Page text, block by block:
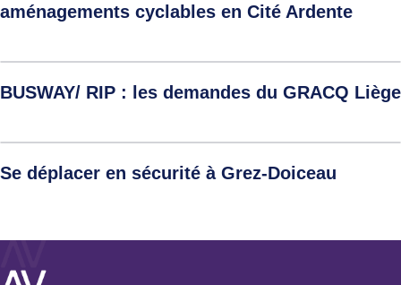
aménagements cyclables en Cité Ardente
BUSWAY/ RIP : les demandes du GRACQ Liège
Se déplacer en sécurité à Grez-Doiceau